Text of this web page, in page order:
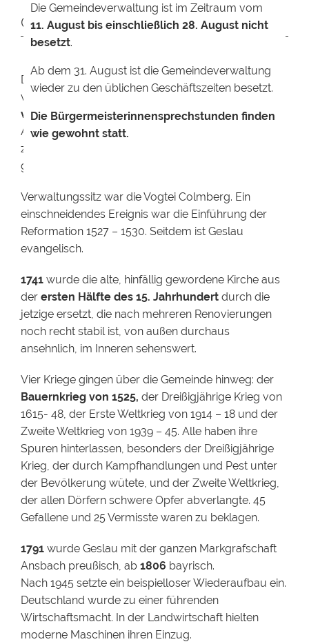
Geslau im Laufe der Jahre
Die erste urkundliche Erwähnung Geslaus datiert
vom
vom 01.05.1000.
Ab dem17.07.1318gehörte Geslau und Umgebung
zu den Burggrafen von Nürnberg. Ihre Herrschaft
ging später an die Markgrafen von Ansbach über.
Verwaltungssitz war die Vogtei Colmberg. Ein
einschneidendes Ereignis war die Einführung der
Reformation 1527 – 1530. Seitdem ist Geslau
evangelisch.
1741 wurde die alte, hinfällig gewordene Kirche aus
der ersten Hälfte des 15. Jahrhundert durch die
jetzige ersetzt, die nach mehreren Renovierungen
noch recht stabil ist, von außen durchaus
ansehnlich, im Inneren sehenswert.
Vier Kriege gingen über die Gemeinde hinweg: der
Bauernkrieg von 1525, der Dreißigjährige Krieg von
1615- 48, der Erste Weltkrieg von 1914 – 18 und der
Zweite Weltkrieg von 1939 – 45. Alle haben ihre
Spuren hinterlassen, besonders der Dreißigjährige
Krieg, der durch Kampfhandlungen und Pest unter
der Bevölkerung wütete, und der Zweite Weltkrieg,
der allen Dörfern schwere Opfer abverlangte. 45
Gefallene und 25 Vermisste waren zu beklagen.
1791 wurde Geslau mit der ganzen Markgrafschaft
Ansbach preußisch, ab 1806 bayrisch.
Nach 1945 setzte ein beispielloser Wiederaufbau ein.
Deutschland wurde zu einer führenden
Wirtschaftsmacht. In der Landwirtschaft hielten
moderne Maschinen ihren Einzug.
Die Gemeindeverwaltung ist im Zeitraum vom
11. August bis einschließlich 28. August nicht
besetzt.
Ab dem 31. August ist die Gemeindeverwaltung
wieder zu den üblichen Geschäftszeiten besetzt.
Die Bürgermeisterinnensprechstunden finden
wie gewohnt statt.